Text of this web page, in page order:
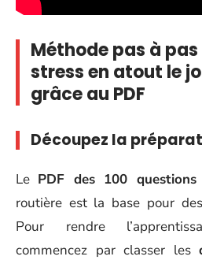
Méthode pas à
stress en atout le
grâce au PDF
Découpez la
Le PDF des 100 questions
routière est la base pour
Pour rendre
commencez par classer les